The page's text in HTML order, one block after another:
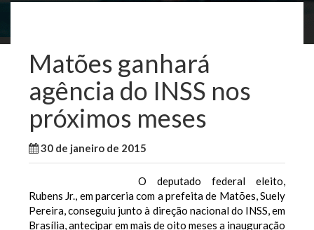
Matões ganhará
agência do INSS nos
próximos meses
30 de janeiro de 2015
O deputado federal eleito,
Rubens Jr., em parceria com a prefeita de Matões, Suely
Pereira, conseguiu junto à direção nacional do INSS, em
Brasília, antecipar em mais de oito meses a inauguração